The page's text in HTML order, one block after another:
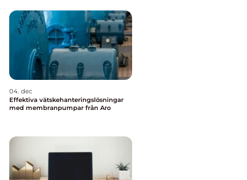
04. dec
Effektiva vätskehanteringslösningar
med membranpumpar från Aro